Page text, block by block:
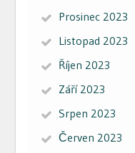
Prosinec 2023
Listopad 2023
Říjen 2023
Září 2023
Srpen 2023
Červen 2023